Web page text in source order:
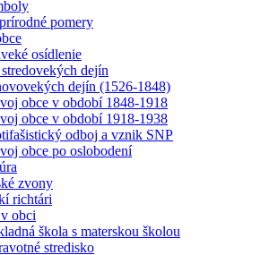
pomery
osídlenie
dejín
dejín (1526-1848)
obce v období 1848-1918
obce v období 1918-1938
odboj a vznik SNP
obce po oslobodení
zvony
richtári
obci
škola s materskou školou
stredisko